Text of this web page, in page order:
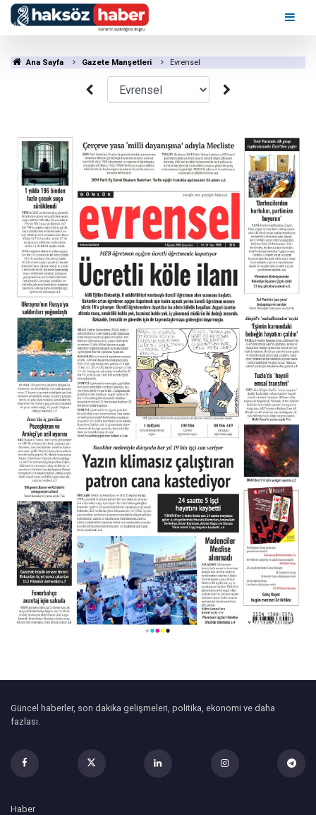
Ana Sayfa Gazete Manşetleri Evrensel
Güncel haberler, son dakika gelişmeleri, politika, ekonomi ve daha
fazlası.
Haber